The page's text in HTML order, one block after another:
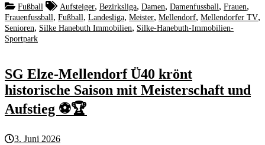
Fußball Aufsteiger, Bezirksliga, Damen, Damenfussball, Frauen,
Frauenfussball, Fußball, Landesliga, Meister, Mellendorf, Mellendorfer TV,
Senioren, Silke Hanebuth Immobilien, Silke-Hanebuth-Immobilien-
Sportpark
SG Elze-Mellendorf Ü40 krönt
historische Saison mit Meisterschaft und
Aufstieg ⚽️🏆
3. Juni 2026